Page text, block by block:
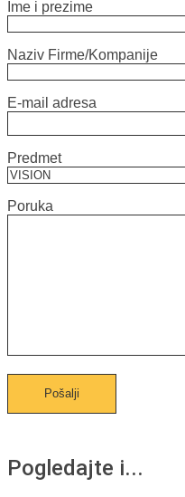
Ime i prezime
Naziv Firme/Kompanije
E-mail adresa
Predmet
Poruka
Pogledajte i...